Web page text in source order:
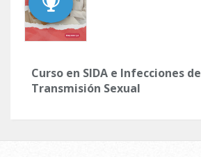
Curso en SIDA e Infecciones de
Transmisión Sexual